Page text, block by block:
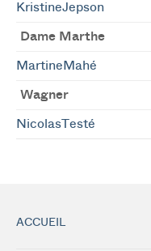
KristineJepson
Dame Marthe
MartineMahé
Wagner
NicolasTesté
ACCUEIL